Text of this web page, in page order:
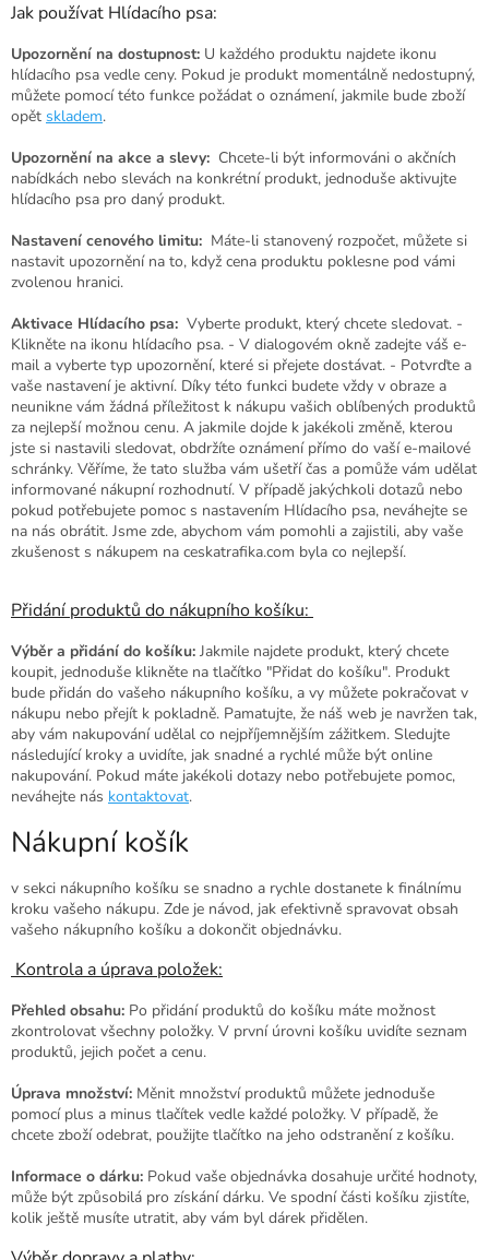
Jak používat Hlídacího psa:
Upozornění na dostupnost: U každého produktu najdete ikonu
hlídacího psa vedle ceny. Pokud je produkt momentálně nedostupný,
můžete pomocí této funkce požádat o oznámení, jakmile bude zboží
opět skladem.
Upozornění na akce a slevy: Chcete-li být informováni o akčních
nabídkách nebo slevách na konkrétní produkt, jednoduše aktivujte
hlídacího psa pro daný produkt.
Nastavení cenového limitu: Máte-li stanovený rozpočet, můžete si
nastavit upozornění na to, když cena produktu poklesne pod vámi
zvolenou hranici.
Aktivace Hlídacího psa: Vyberte produkt, který chcete sledovat. -
Klikněte na ikonu hlídacího psa. - V dialogovém okně zadejte váš e-
mail a vyberte typ upozornění, které si přejete dostávat. - Potvrďte a
vaše nastavení je aktivní. Díky této funkci budete vždy v obraze a
neunikne vám žádná příležitost k nákupu vašich oblíbených produktů
za nejlepší možnou cenu. A jakmile dojde k jakékoli změně, kterou
jste si nastavili sledovat, obdržíte oznámení přímo do vaší e-mailové
schránky. Věříme, že tato služba vám ušetří čas a pomůže vám udělat
informované nákupní rozhodnutí. V případě jakýchkoli dotazů nebo
pokud potřebujete pomoc s nastavením Hlídacího psa, neváhejte se
na nás obrátit. Jsme zde, abychom vám pomohli a zajistili, aby vaše
zkušenost s nákupem na ceskatrafika.com byla co nejlepší.
Přidání produktů do nákupního košíku:
Výběr a přidání do košíku: Jakmile najdete produkt, který chcete
koupit, jednoduše klikněte na tlačítko "Přidat do košíku". Produkt
bude přidán do vašeho nákupního košíku, a vy můžete pokračovat v
nákupu nebo přejít k pokladně. Pamatujte, že náš web je navržen tak,
aby vám nakupování udělal co nejpříjemnějším zážitkem. Sledujte
následující kroky a uvidíte, jak snadné a rychlé může být online
nakupování. Pokud máte jakékoli dotazy nebo potřebujete pomoc,
neváhejte nás kontaktovat.
Nákupní košík
v sekci nákupního košíku se snadno a rychle dostanete k finálnímu
kroku vašeho nákupu. Zde je návod, jak efektivně spravovat obsah
vašeho nákupního košíku a dokončit objednávku.
Kontrola a úprava položek:
Přehled obsahu: Po přidání produktů do košíku máte možnost
zkontrolovat všechny položky. V první úrovni košíku uvidíte seznam
produktů, jejich počet a cenu.
Úprava množství: Měnit množství produktů můžete jednoduše
pomocí plus a minus tlačítek vedle každé položky. V případě, že
chcete zboží odebrat, použijte tlačítko na jeho odstranění z košíku.
Informace o dárku: Pokud vaše objednávka dosahuje určité hodnoty,
může být způsobilá pro získání dárku. Ve spodní části košíku zjistíte,
kolik ještě musíte utratit, aby vám byl dárek přidělen.